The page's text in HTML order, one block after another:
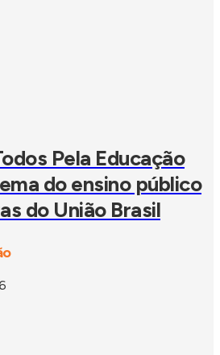
Pela Educação
do ensino público
do União Brasil